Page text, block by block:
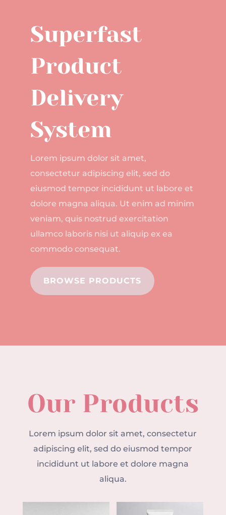
Superfast
Product
Delivery
System
Lorem ipsum dolor sit amet,
consectetur adipiscing elit, sed do
eiusmod tempor incididunt ut labore et
dolore magna aliqua. Ut enim ad minim
veniam, quis nostrud exercitation
ullamco laboris nisi ut aliquip ex ea
commodo consequat.
BROWSE PRODUCTS
Our Products
Lorem ipsum dolor sit amet, consectetur
adipiscing elit, sed do eiusmod tempor
incididunt ut labore et dolore magna
aliqua.